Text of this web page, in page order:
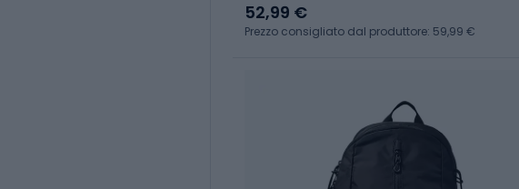
52,99 €
Prezzo consigliato dal produttore: 59,99 €